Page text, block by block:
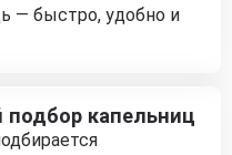
— быстро, удобно и
капельниц